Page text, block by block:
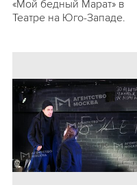
«Мой бедный Марат» в
Театре на Юго-Западе.